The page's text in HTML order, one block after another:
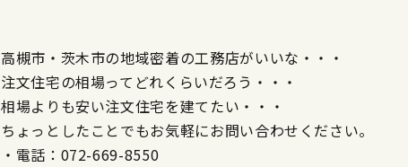
高槻市・茨木市の地域密着の工務店がいいな・・・
注文住宅の相場ってどれくらいだろう・・・
相場よりも安い注文住宅を建てたい・・・
ちょっとしたことでもお気軽にお問い合わせください。
・電話：072-669-8550